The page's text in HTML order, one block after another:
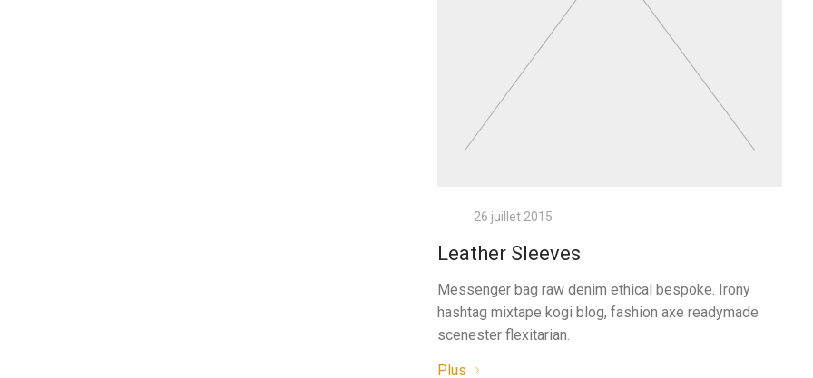
26 juillet 2015
Leather Sleeves
Messenger bag raw denim ethical bespoke. Irony
hashtag mixtape kogi blog, fashion axe readymade
scenester flexitarian.
Plus